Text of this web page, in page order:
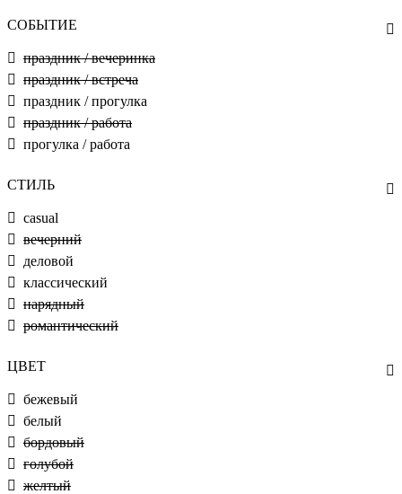
СОБЫТИЕ
праздник / вечеринка
праздник / встреча
праздник / прогулка
праздник / работа
прогулка / работа
СТИЛЬ
casual
вечерний
деловой
классический
нарядный
романтический
ЦВЕТ
бежевый
белый
бордовый
голубой
желтый